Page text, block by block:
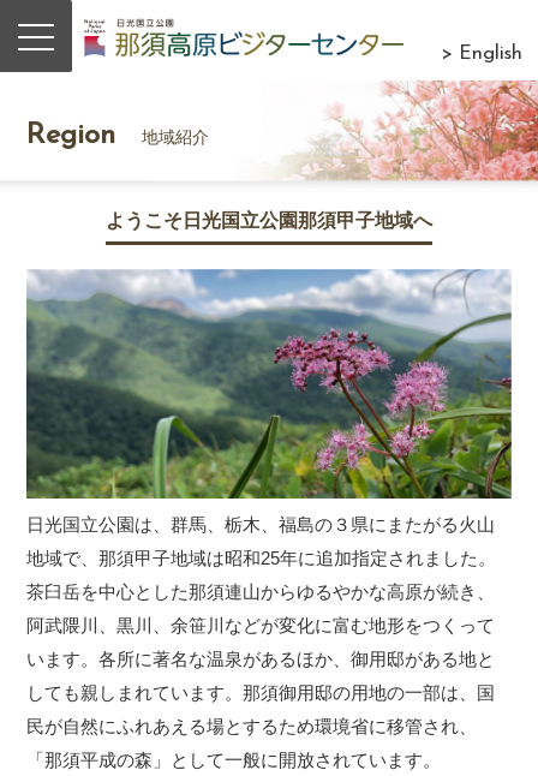
> English
Region 地域紹介
ようこそ日光国立公園那須甲子地域へ
日光国立公園は、群馬、栃木、福島の３県にまたがる火山
地域で、那須甲子地域は昭和25年に追加指定されました。
茶臼岳を中心とした那須連山からゆるやかな高原が続き、
阿武隈川、黒川、余笹川などが変化に富む地形をつくって
います。各所に著名な温泉があるほか、御用邸がある地と
しても親しまれています。那須御用邸の用地の一部は、国
民が自然にふれあえる場とするため環境省に移管され、
「那須平成の森」として一般に開放されています。